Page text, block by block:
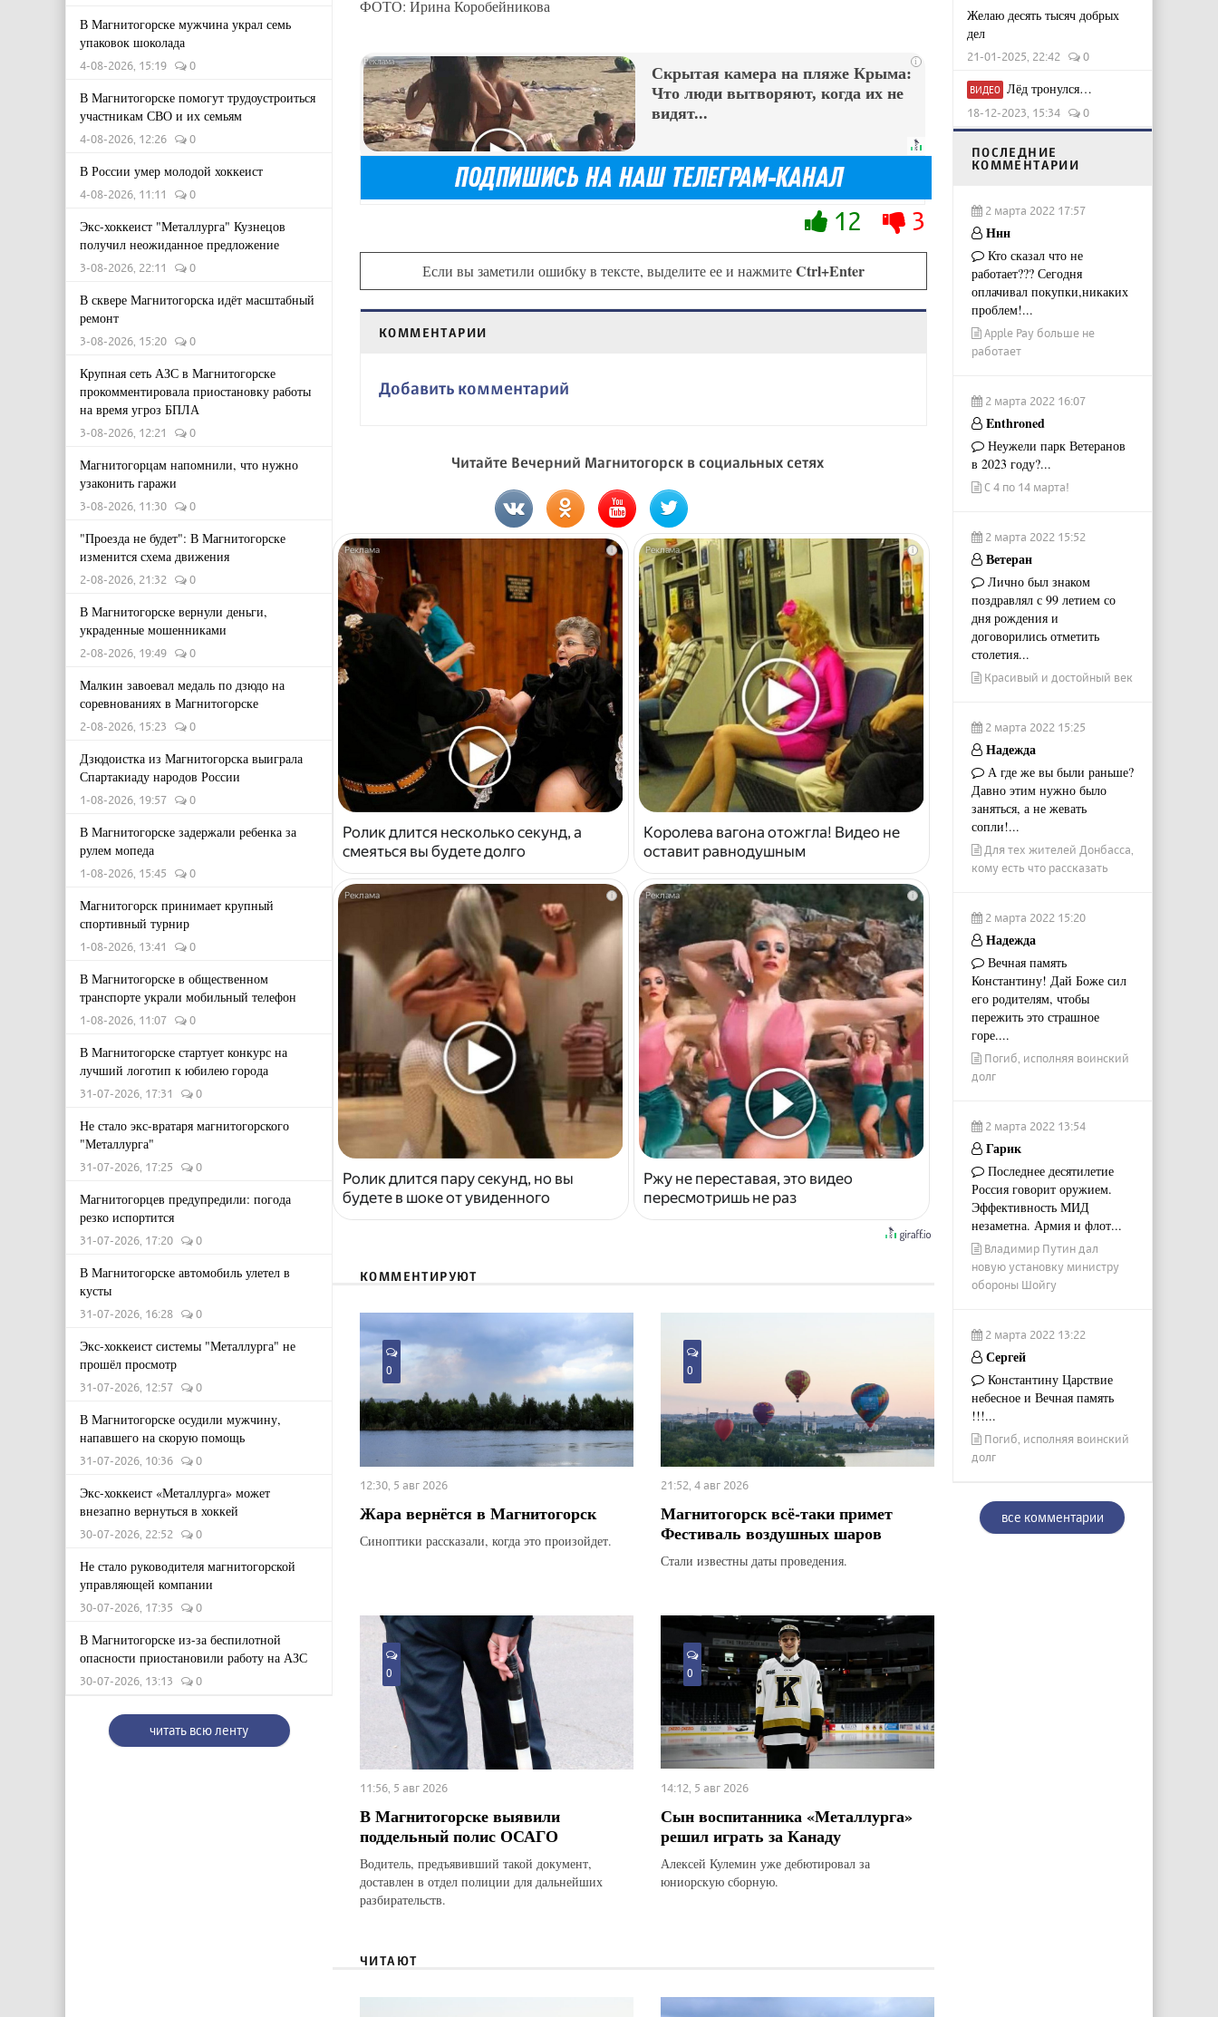
В Магнитогорске мужчина украл семь
упаковок шоколада
4-08-2026, 15:19 0
В Магнитогорске помогут трудоустроиться
участникам СВО и их семьям
4-08-2026, 12:26 0
В России умер молодой хоккеист
4-08-2026, 11:11 0
Экс-хоккеист "Металлурга" Кузнецов
получил неожиданное предложение
3-08-2026, 22:11 0
В сквере Магнитогорска идёт масштабный
ремонт
3-08-2026, 15:20 0
Крупная сеть АЗС в Магнитогорске
прокомментировала приостановку работы
на время угроз БПЛА
3-08-2026, 12:21 0
Магнитогорцам напомнили, что нужно
узаконить гаражи
3-08-2026, 11:30 0
"Проезда не будет": В Магнитогорске
изменится схема движения
2-08-2026, 21:32 0
В Магнитогорске вернули деньги,
украденные мошенниками
2-08-2026, 19:49 0
Малкин завоевал медаль по дзюдо на
соревнованиях в Магнитогорске
2-08-2026, 15:23 0
Дзюдоистка из Магнитогорска выиграла
Спартакиаду народов России
1-08-2026, 19:57 0
В Магнитогорске задержали ребенка за
рулем мопеда
1-08-2026, 15:45 0
Магнитогорск принимает крупный
спортивный турнир
1-08-2026, 13:41 0
В Магнитогорске в общественном
транспорте украли мобильный телефон
1-08-2026, 11:07 0
В Магнитогорске стартует конкурс на
лучший логотип к юбилею города
31-07-2026, 17:31 0
Не стало экс-вратаря магнитогорского
"Металлурга"
31-07-2026, 17:25 0
Магнитогорцев предупредили: погода
резко испортится
31-07-2026, 17:20 0
В Магнитогорске автомобиль улетел в
кусты
31-07-2026, 16:28 0
Экс-хоккеист системы "Металлурга" не
прошёл просмотр
31-07-2026, 12:57 0
В Магнитогорске осудили мужчину,
напавшего на скорую помощь
31-07-2026, 10:36 0
Экс-хоккеист «Металлурга» может
внезапно вернуться в хоккей
30-07-2026, 22:52 0
Не стало руководителя магнитогорской
управляющей компании
30-07-2026, 17:35 0
В Магнитогорске из-за беспилотной
опасности приостановили работу на АЗС
30-07-2026, 13:13 0
читать всю ленту
ФОТО: Ирина Коробейникова
i
Скрытая камера на пляже Крыма:
Что люди вытворяют, когда их не
видят...
12 3
Если вы заметили ошибку в тексте, выделите ее и нажмитеCtrl+Enter
КОММЕНТАРИИ
Добавить комментарий
Читайте Вечерний Магнитогорск в социальных сетях
i
Ролик длится несколько секунд, а
смеяться вы будете долго
i
Королева вагона отожгла! Видео не
оставит равнодушным
i
Ролик длится пару секунд, но вы
будете в шоке от увиденного
i
Ржу не переставая, это видео
пересмотришь не раз
КОММЕНТИРУЮТ
0
12:30, 5 авг 2026
Жара вернётся в Магнитогорск
Синоптики рассказали, когда это произойдет.
0
21:52, 4 авг 2026
Магнитогорск всё-таки примет
Фестиваль воздушных шаров
Стали известны даты проведения.
0
11:56, 5 авг 2026
В Магнитогорске выявили
поддельный полис ОСАГО
Водитель, предъявивший такой документ,
доставлен в отдел полиции для дальнейших
разбирательств.
0
14:12, 5 авг 2026
Сын воспитанника «Металлурга»
решил играть за Канаду
Алексей Кулемин уже дебютировал за
юниорскую сборную.
ЧИТАЮТ
Желаю десять тысяч добрых
дел
21-01-2025, 22:42 0
ВИДЕО Лёд тронулся…
18-12-2023, 15:34 0
ПОСЛЕДНИЕ
КОММЕНТАРИИ
2 марта 2022 17:57
Ннн
Кто сказал что не
работает??? Сегодня
оплачивал покупки,никаких
проблем!...
Apple Pay больше не
работает
2 марта 2022 16:07
Enthroned
Неужели парк Ветеранов
в 2023 году?...
С 4 по 14 марта!
2 марта 2022 15:52
Ветеран
Лично был знаком
поздравлял с 99 летием со
дня рождения и
договорились отметить
столетия...
Красивый и достойный век
2 марта 2022 15:25
Надежда
А где же вы были раньше?
Давно этим нужно было
заняться, а не жевать
сопли!...
Для тех жителей Донбасса,
кому есть что рассказать
2 марта 2022 15:20
Надежда
Вечная память
Константину! Дай Боже сил
его родителям, чтобы
пережить это страшное
горе....
Погиб, исполняя воинский
долг
2 марта 2022 13:54
Гарик
Последнее десятилетие
Россия говорит оружием.
Эффективность МИД
незаметна. Армия и флот...
Владимир Путин дал
новую установку министру
обороны Шойгу
2 марта 2022 13:22
Сергей
Константину Царствие
небесное и Вечная память
!!!...
Погиб, исполняя воинский
долг
все комментарии